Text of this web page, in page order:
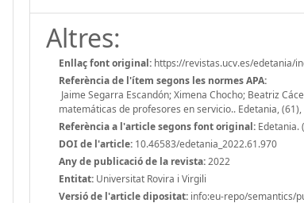
Altres:
Enllaç font original: https://revistas.ucv.es/edetania/
Referència de l'ítem segons les normes APA:
Jaime Segarra Escandón; Ximena Chocho; Beatriz
matemáticas de profesores en servicio.. Edetania,
Referència a l'article segons font original: Edetania.
DOI de l'article: 10.46583/edetania_2022.61.970
Any de publicació de la revista:2022
Entitat: Universitat Rovira i Virgili
Versió de l'article dipositat: info:eu-repo/semantics/